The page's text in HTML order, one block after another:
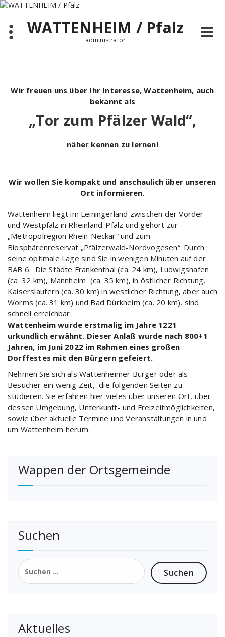
Zum
springenWATTENHEIM / Pfalz
administrator
Wir freuen uns über Ihr Interesse, Wattenheim, auch
bekannt als
„Tor zum Pfälzer Wald“,
näher kennen zu lernen!
Wir wollen Sie kompakt und anschaulich über unseren
Ort informieren.
Wattenheim liegt im Leiningerland zwischen der Vorder-
und Westpfalz in Rheinland-Pfalz und gehört zur
„Metropolregion Rhein-Neckar“ und zum
Biosphärenreservat „Pfälzerwald-Nordvogesen“. Durch
seine optimale Lage sind Sie in wenigen Minuten auf der
BAB 6. Die Städte Frankenthal (ca. 24 km), Ludwigshafen
(ca. 32 km), Mannheim (ca. 35 km), in östlicher Richtung,
Kaiserslautern (ca. 30 km) in westlicher Richtung, aber auch
Worms (ca. 31 km) und Bad Dürkheim (ca. 20 km), sind
schnell erreichbar.
Wattenheim wurde erstmalig im Jahre 1221
urkundlich erwähnt. Dieser Anlaß wurde nach 800+1
Jahren, im Juni 2022 im Rahmen eines großen
Dorffestes mit den Bürgern gefeiert.
Nehmen Sie sich als Wattenheimer Bürger oder als
Besucher ein wenig Zeit, die folgenden Seiten zu
studieren. Sie erfahren hier vieles über unseren Ort, über
dessen Umgebung, Unterkunft- und Freizeitmöglichkeiten,
sowie über aktuelle Termine und Veranstaltungen in und
um Wattenheim herum.
Wappen der Ortsgemeinde
Suchen
Suchen
nach:
Aktuelles